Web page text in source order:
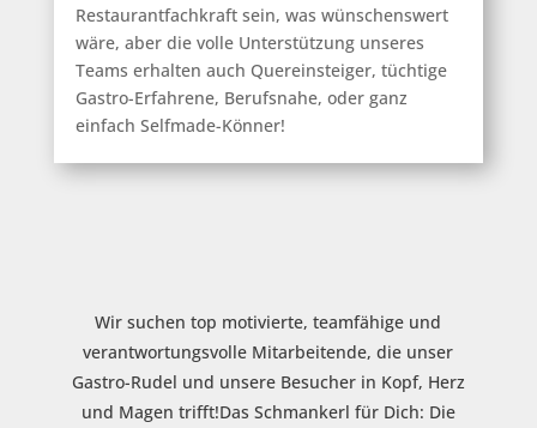
Restaurantfachkraft sein, was wünschenswert
wäre, aber die volle Unterstützung unseres
Teams erhalten auch Quereinsteiger, tüchtige
Gastro-Erfahrene, Berufsnahe, oder ganz
einfach Selfmade-Könner!
Wir suchen top motivierte, teamfähige und
verantwortungsvolle Mitarbeitende, die unser
Gastro-Rudel und unsere Besucher in Kopf, Herz
und Magen trifft!Das Schmankerl für Dich: Die